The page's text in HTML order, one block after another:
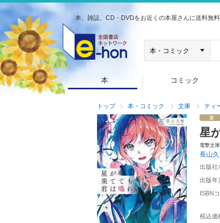
本、雑誌、CD・DVDをお近くの本屋さんに送料無料
本 コミック
トップ 本・コミック 文庫 ティ
星
電撃文
長山久
出版社
出版年
ISBN
税込価